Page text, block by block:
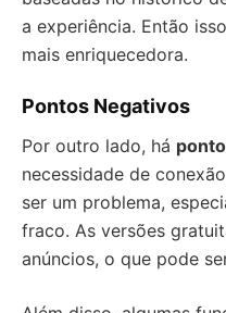
a experiência. Então
mais enriquecedora.
Pontos Negativos
Por outro lado, há
necessidade de
ser um problema,
fraco. As versões
anúncios, o que pode